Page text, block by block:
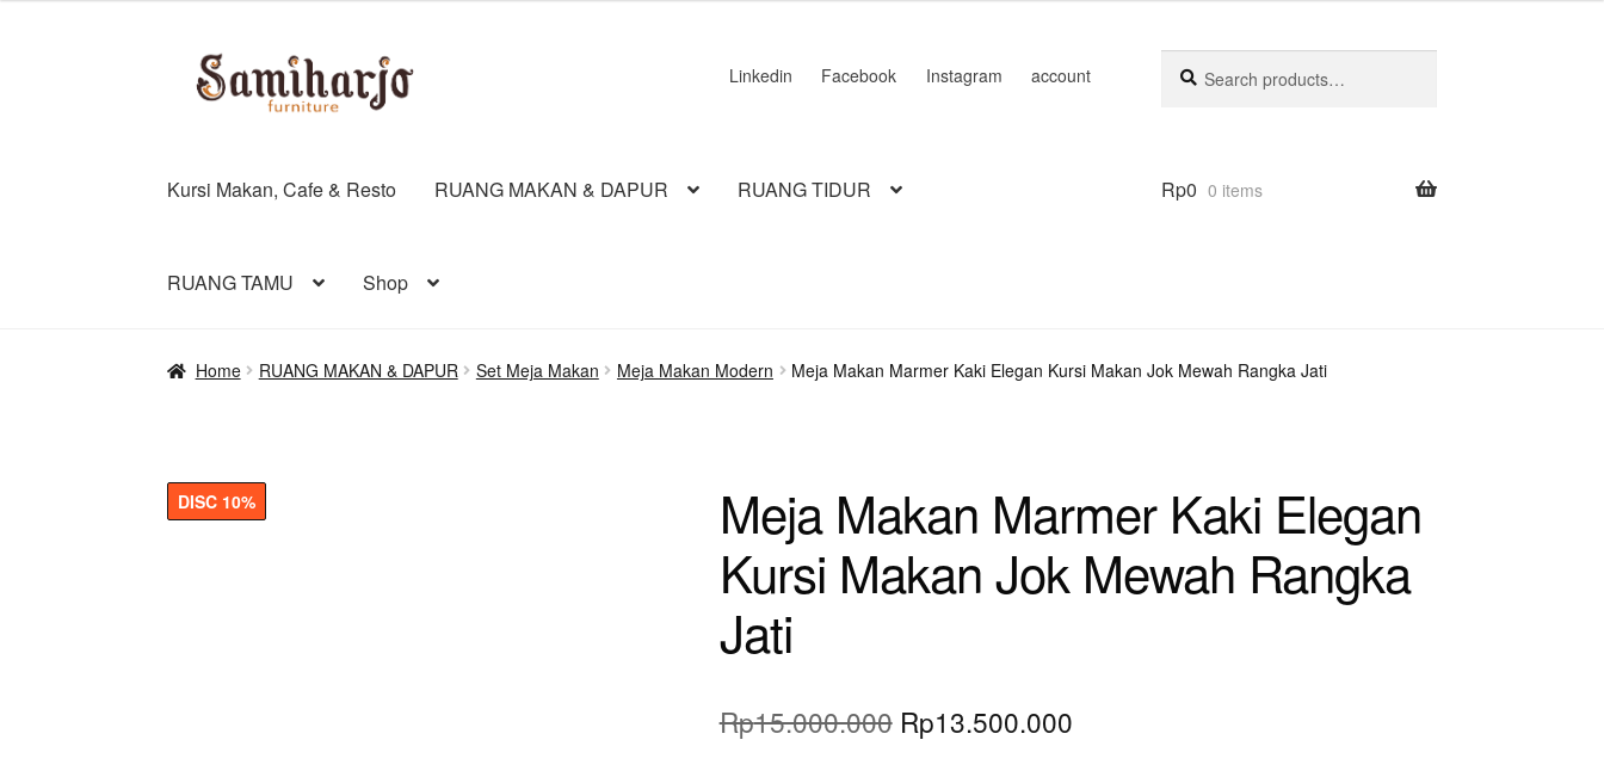
Skip
Skip
Linkedin Facebook Instagram account
for:
Kursi Makan, Cafe & Resto RUANG MAKAN & DAPUR RUANG TIDUR
RUANG TAMU Shop
Rp0 0 items
Home RUANG MAKAN & DAPUR Set Meja Makan Meja Makan Modern Meja Makan Marmer Kaki Elegan Kursi Makan Jok Mewah Rangka Jati
DISC 10%
Meja Makan Marmer Kaki Elegan
Kursi Makan Jok Mewah Rangka
Jati
Rp15.000.000 Original
Rp13.500.000Current